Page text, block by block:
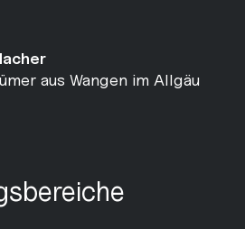
aus Wangen im Allgäu